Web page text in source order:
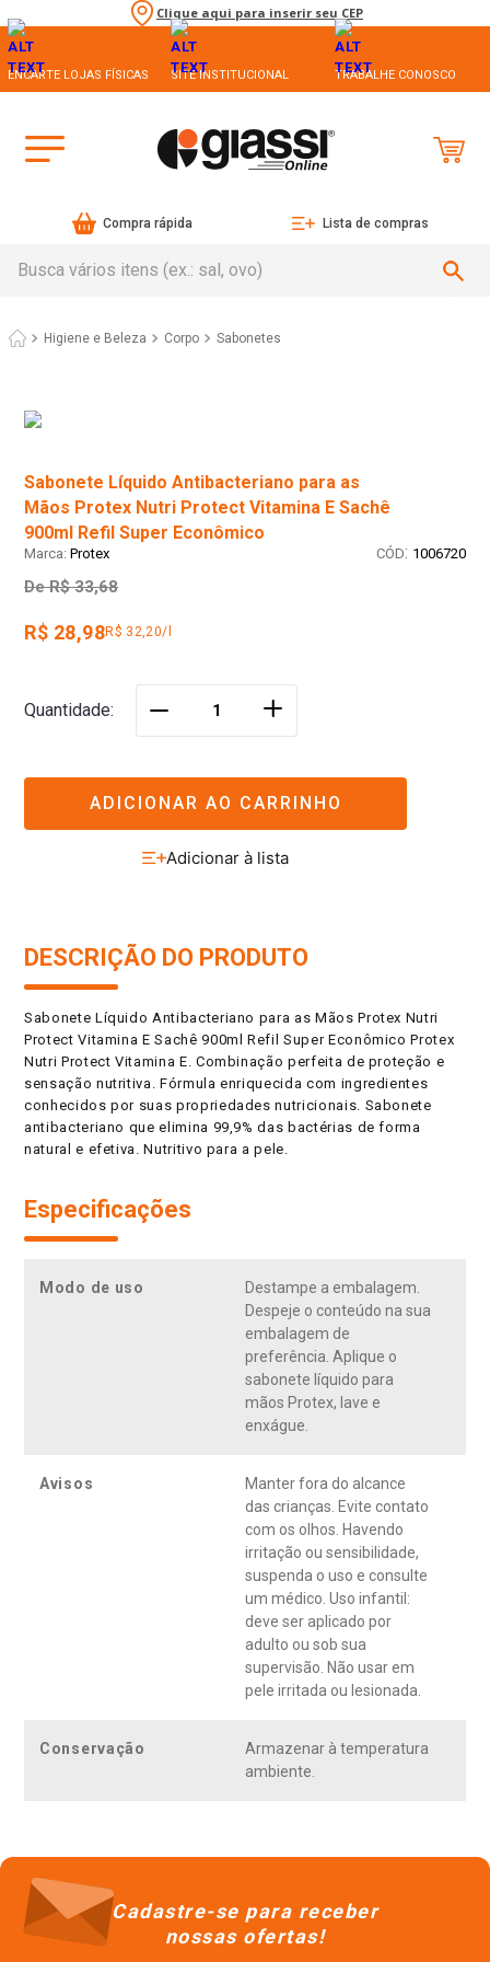
Clique aqui para inserir seu CEP
ENCARTE LOJAS FÍSICAS SITE INSTITUCIONAL TRABALHE CONOSCO
Compra rápida Lista de compras
Higiene e Beleza Corpo Sabonetes
Sabonete Líquido Antibacteriano para as
Mãos Protex Nutri Protect Vitamina E Sachê
900ml Refil Super Econômico
Protex : 1006720
De R$ 33,68
R$ 28,98R$ 32,20/l
Quantidade ＋
ADICIONAR AO CARRINHO
DESCRIÇÃO DO PRODUTO
Sabonete Líquido Antibacteriano para as Mãos Protex Nutri
Protect Vitamina E Sachê 900ml Refil Super Econômico Protex
Nutri Protect Vitamina E. Combinação perfeita de proteção e
sensação nutritiva. Fórmula enriquecida com ingredientes
conhecidos por suas propriedades nutricionais. Sabonete
antibacteriano que elimina 99,9% das bactérias de forma
natural e efetiva. Nutritivo para a pele.
Especificações
Modo de uso
Destampe a embalagem.
Despeje o conteúdo na sua
embalagem de
preferência. Aplique o
sabonete líquido para
mãos Protex, lave e
enxágue.
Avisos
Manter fora do alcance
das crianças. Evite contato
com os olhos. Havendo
irritação ou sensibilidade,
suspenda o uso e consulte
um médico. Uso infantil:
deve ser aplicado por
adulto ou sob sua
supervisão. Não usar em
pele irritada ou lesionada.
Conservação
Armazenar à temperatura
ambiente.
Cadastre-se para receber
nossas ofertas!